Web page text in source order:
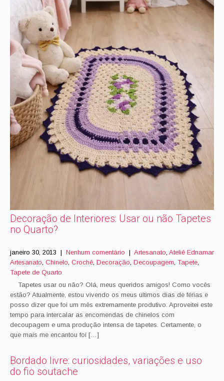
Decoração de Interiores: Usar ou não Tapetes
no Quarto?
janeiro 30, 2013 | Nenhum comentário | Artesanato Ateliê Ednamar
Artesanato Chinelo Crochê Decoração Decoupagem Tapete
Tapete de Quarto
Tapetes usar ou não? Olá, meus queridos amigos! Como vocês
estão? Atualmente, estou vivendo os meus últimos dias de férias e
posso dizer que foi um mês extremamente produtivo. Aproveitei este
tempo para intercalar as encomendas de chinelos com
decoupagem e uma produção intensa de tapetes. Certamente, o
que mais me encantou foi […]
Bordado livre: curiosidades, variações e uso
do fio soutache